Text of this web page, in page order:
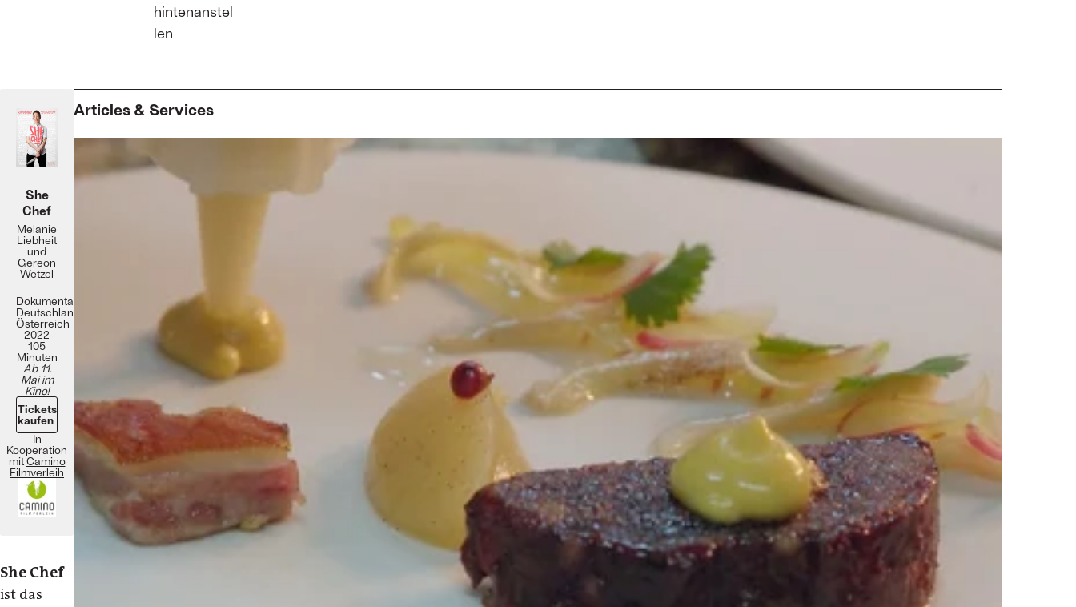
hintenanstel
len
She
Chef
Melanie
Liebheit
und
Gereon
Wetzel
Dokumentarfilm
Deutschland,
Österreich
2022
105
Minuten
Ab 11.
Mai im
Kino!
Tickets
kaufen
In
Kooperation
mitCamino
Filmverleih
She Chef
ist das
Articles & Services